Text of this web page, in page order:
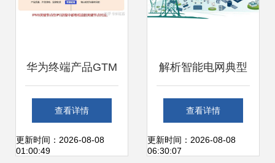
图与信息系统运行 图与信息系统运行
华为终端产品GTM
与IPMS流程体系
核心理念与系统运
查看详情
更新时间：2026-08-08
01:00:49
解析智能电网典型
应用与信息系统运
行维护服务
查看详情
更新时间：2026-08-08
06:30:07